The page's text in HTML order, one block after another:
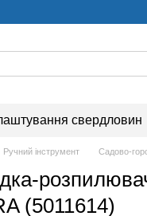
свердловин
Ручний інструмент Садово-
(5011614)